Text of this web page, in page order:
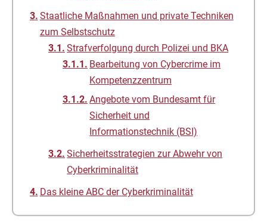
Staatliche Maßnahmen und private Techniken
zum Selbstschutz
Strafverfolgung durch Polizei und BKA
Bearbeitung von Cybercrime im
Kompetenzzentrum
Angebote vom Bundesamt für
Sicherheit und
Informationstechnik (BSI)
Sicherheitsstrategien zur Abwehr von
Cyberkriminalität
Das kleine ABC der Cyberkriminalität